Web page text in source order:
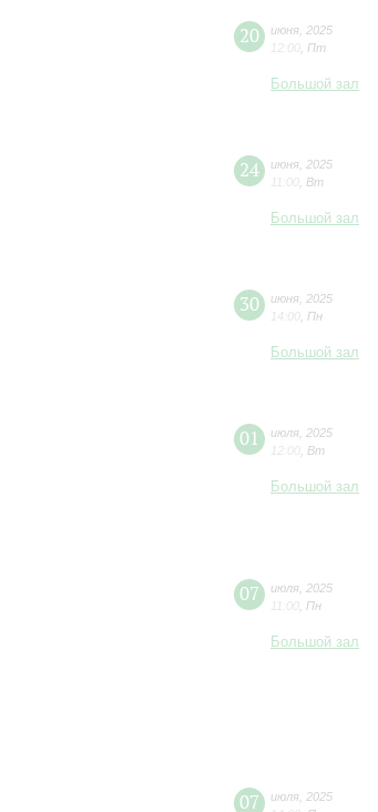
20 июня 2025
12:00 Пт
Большой зал
24 июня 2025
11:00 Вт
Большой зал
30 июня 2025
14:00 Пн
Большой зал
01 июля 2025
12:00 Вт
Большой зал
07 июля 2025
11:00 Пн
Большой зал
07 июля 2025